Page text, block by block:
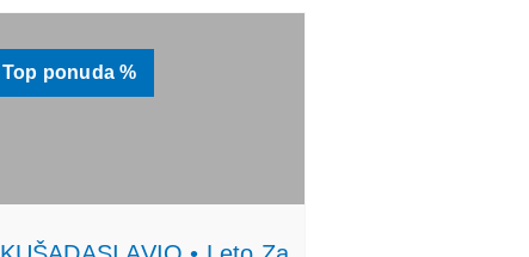
Top ponuda %